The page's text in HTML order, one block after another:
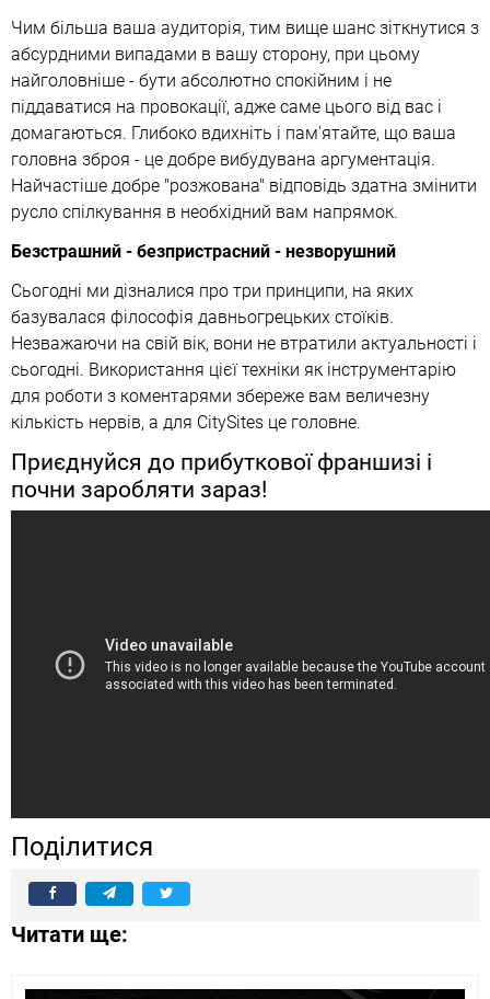
Чим більша ваша аудиторія, тим вище шанс зіткнутися з
абсурдними випадами в вашу сторону, при цьому
найголовніше - бути абсолютно спокійним і не
піддаватися на провокації, адже саме цього від вас і
домагаються. Глибоко вдихніть і пам'ятайте, що ваша
головна зброя - це добре вибудувана аргументація.
Найчастіше добре "розжована" відповідь здатна змінити
русло спілкування в необхідний вам напрямок.
Безстрашний - безпристрасний - незворушний
Сьогодні ми дізналися про три принципи, на яких
базувалася філософія давньогрецьких стоїків.
Незважаючи на свій вік, вони не втратили актуальності і
сьогодні. Використання цієї техніки як інструментарію
для роботи з коментарями збереже вам величезну
кількість нервів, а для CitySites це головне.
Приєднуйся до прибуткової франшизі і
почни заробляти зараз!
Поділитися
Читати ще: